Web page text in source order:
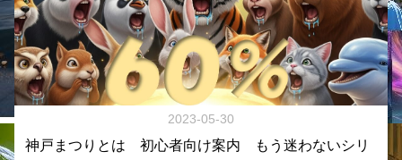
2023-05-30
神戸まつりとは 初心者向け案内 もう迷わないシリ